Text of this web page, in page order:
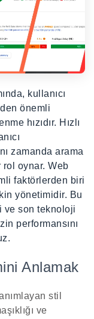
kullanıcı
önemli
hızıdır. Hızlı
zamanda arama
rol oynar. Web
faktörlerden biri
yönetimidir. Bu
ve son teknoloji
performansını
Anlamak
stil
ve